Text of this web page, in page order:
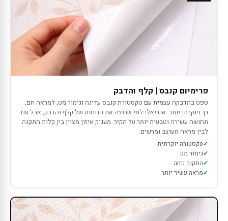
פרימיום קנבס | קלף והדבק
טפט בהדבקה עצמית עם טקסטורת קנבס עדינה וגימור מט, למראה חם,
רך ויוקרתי יותר. אידיאלי למי שרוצה את הנוחות של קלף והדבק, אבל עם
תחושה עשירה וטבעית יותר על הקיר. מעניק איזון מצוין בין קלות התקנה
לבין מראה מעוצב ומרשים.
טקסטורה יוקרתית
גימור מט
התקנה נוחה
מראה עשיר יותר